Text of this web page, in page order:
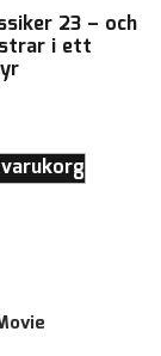
23 – och
i ett